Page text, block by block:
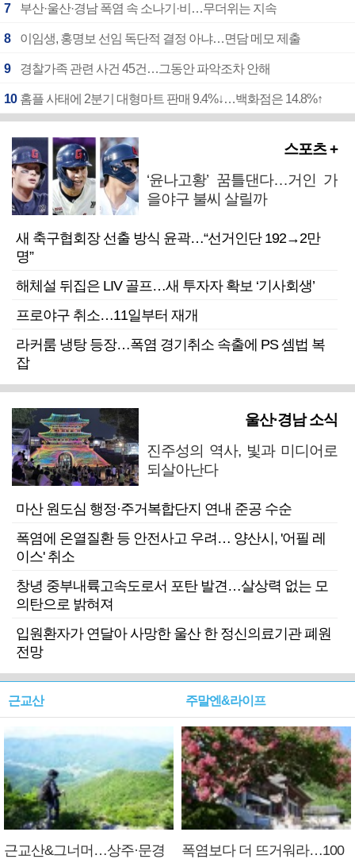
7 부산·울산·경남 폭염 속 소나기·비…무더위는 지속
8 이임생, 홍명보 선임 독단적 결정 아냐…면담 메모 제출
9 경찰가족 관련 사건 45건…그동안 파악조차 안해
10 홈플 사태에 2분기 대형마트 판매 9.4%↓…백화점은 14.8%↑
스포츠 +
‘윤나고황’ 꿈틀댄다…거인 가
을야구 불씨 살릴까
새 축구협회장 선출 방식 윤곽…“선거인단 192→2만
명”
해체설 뒤집은 LIV 골프…새 투자자 확보 ‘기사회생’
프로야구 취소…11일부터 재개
라커룸 냉탕 등장…폭염 경기취소 속출에 PS 셈법 복
잡
울산·경남 소식
진주성의 역사, 빛과 미디어로
되살아난다
마산 원도심 행정·주거복합단지 연내 준공 수순
폭염에 온열질환 등 안전사고 우려… 양산시, '어필 레
이스' 취소
창녕 중부내륙고속도로서 포탄 발견…살상력 없는 모
의탄으로 밝혀져
입원환자가 연달아 사망한 울산 한 정신의료기관 폐원
전망
근교산
근교산&그너머…상주·문경
주말엔&라이프
폭염보다 더 뜨거워라…100